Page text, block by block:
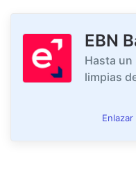
EBN
Hasta un
limpias